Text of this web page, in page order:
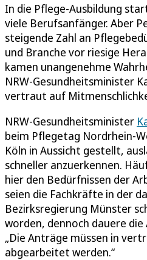
In die Pflege-Ausbildung
viele Berufsanfänger. Aber
steigende Zahl an
und Branche vor riesige
kamen unangenehme
NRW-Gesundheitsminister
vertraut auf
NRW-Gesundheitsminister
beim Pflegetag Nordrhein-
Köln in Aussicht gestellt,
schneller anzuerkennen.
hier den Bedürfnissen der
seien die Fachkräfte in der
Bezirksregierung Münster
worden, dennoch dauere die
„Die Anträge müssen in
abgearbeitet werden.“